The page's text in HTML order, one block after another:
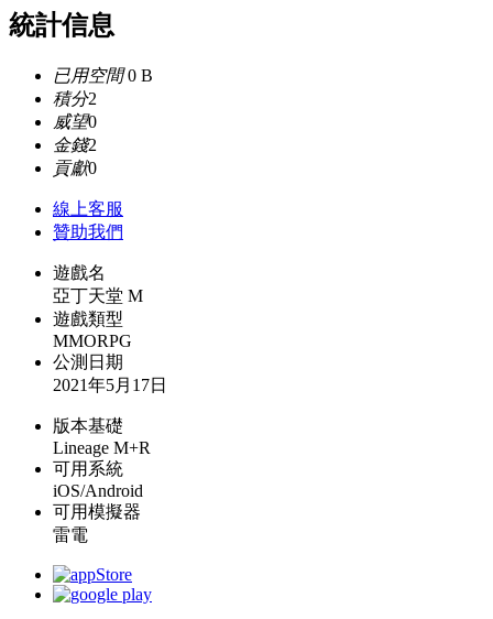
統計信息
已用空間0 B
積分2
威望0
金錢2
貢獻0
線上客服
贊助我們
遊戲名
亞丁天堂 M
遊戲類型
MMORPG
公測日期
2021年5月17日
版本基礎
Lineage M+R
可用系統
iOS/Android
可用模擬器
雷電